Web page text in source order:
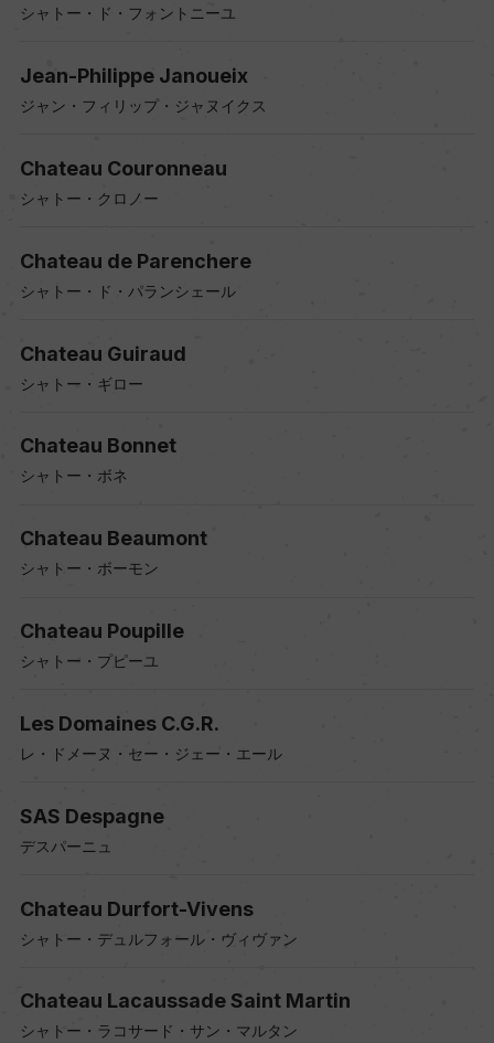
シャトー・ド・フォントニーユ
Jean-Philippe Janoueix
ジャン・フィリップ・ジャヌイクス
Chateau Couronneau
シャトー・クロノー
Chateau de Parenchere
シャトー・ド・パランシェール
Chateau Guiraud
シャトー・ギロー
Chateau Bonnet
シャトー・ボネ
Chateau Beaumont
シャトー・ボーモン
Chateau Poupille
シャトー・プピーユ
Les Domaines C.G.R.
レ・ドメーヌ・セー・ジェー・エール
SAS Despagne
デスパーニュ
Chateau Durfort-Vivens
シャトー・デュルフォール・ヴィヴァン
Chateau Lacaussade Saint Martin
シャトー・ラコサード・サン・マルタン